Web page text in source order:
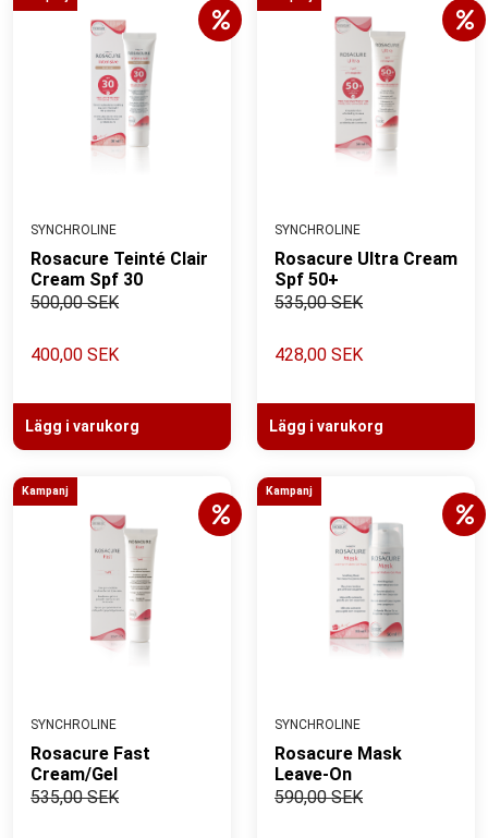
SYNCHROLINE
Rosacure Teinté Clair
Cream Spf 30
500,00 SEK
400,00 SEK
Lägg i varukorg
SYNCHROLINE
Rosacure Ultra Cream
Spf 50+
535,00 SEK
428,00 SEK
Lägg i varukorg
Kampanj
SYNCHROLINE
Rosacure Fast
Cream/Gel
535,00 SEK
Kampanj
SYNCHROLINE
Rosacure Mask
Leave-On
590,00 SEK